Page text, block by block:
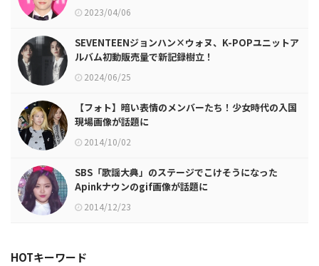
2023/04/06
SEVENTEENジョンハン×ウォヌ、K-POPユニットア
ルバム初動販売量で新記録樹立！
2024/06/25
【フォト】暗い表情のメンバーたち！少女時代の入国
現場画像が話題に
2014/10/02
SBS「歌謡大典」のステージでこけそうになった
Apinkナウンのgif画像が話題に
2014/12/23
HOTキーワード